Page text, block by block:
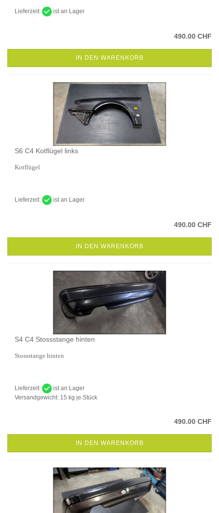
Lieferzeit: ist an Lager
490.00 CHF
IN DEN WARENKORB
S6 C4 Kotflügel links
Kotflügel
Lieferzeit: ist an Lager
490.00 CHF
IN DEN WARENKORB
S4 C4 Stossstange hinten
Stossstange hinten
Lieferzeit:
ist an Lager
Versandgewicht: 15 kg je Stück
490.00 CHF
IN DEN WARENKORB